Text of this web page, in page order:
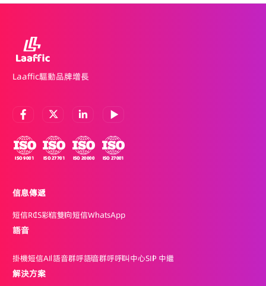
Laaffic驅動品牌增長
信息傳遞
短信RCS彩信雙向短信WhatsApp
語音
掛機短信AI 語音群呼語音群呼呼叫中心SIP 中繼
解決方案